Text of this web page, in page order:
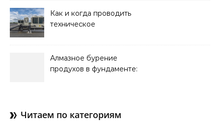
Как и когда проводить
техническое
Алмазное бурение
продухов в фундаменте:
Читаем по категориям